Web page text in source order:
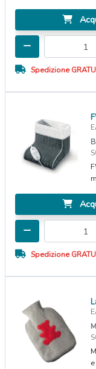
Spedizione
Spedizione